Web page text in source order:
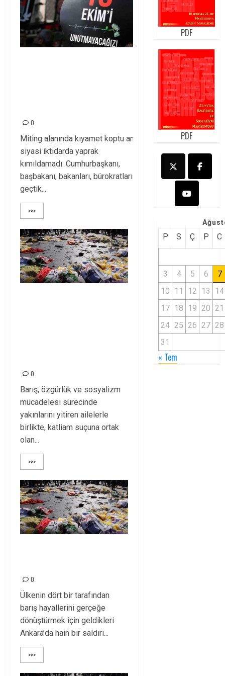
0
Miting alanında kıyamet koptu ama
siyasi iktidarda yaprak
kımıldamadı. Cumhurbaşkanı,
başbakanı, bakanları, bürokratları
geçtik...
>>>
0
Barış, özgürlük ve sosyalizm
mücadelesi sürecinde
yakınlarını yitiren ailelerle
birlikte, katliam suçuna ortak
olan...
>>>
0
Ülkenin dört bir tarafından
barış hayallerini gerçeğe
dönüştürmek için geldikleri
Ankara’da hain bir saldırı...
>>>
PDF
PDF
P S Ç P C
3 4 5 6
7
10 11 12 13
14
17 18 19 20 21
24 25 26 27 28
31
« Tem